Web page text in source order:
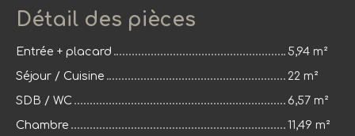
Détail des pièces
Entrée + placard
5,94 m²
Séjour / Cuisine
22 m²
SDB / WC
6,57 m²
Chambre
11,49 m²